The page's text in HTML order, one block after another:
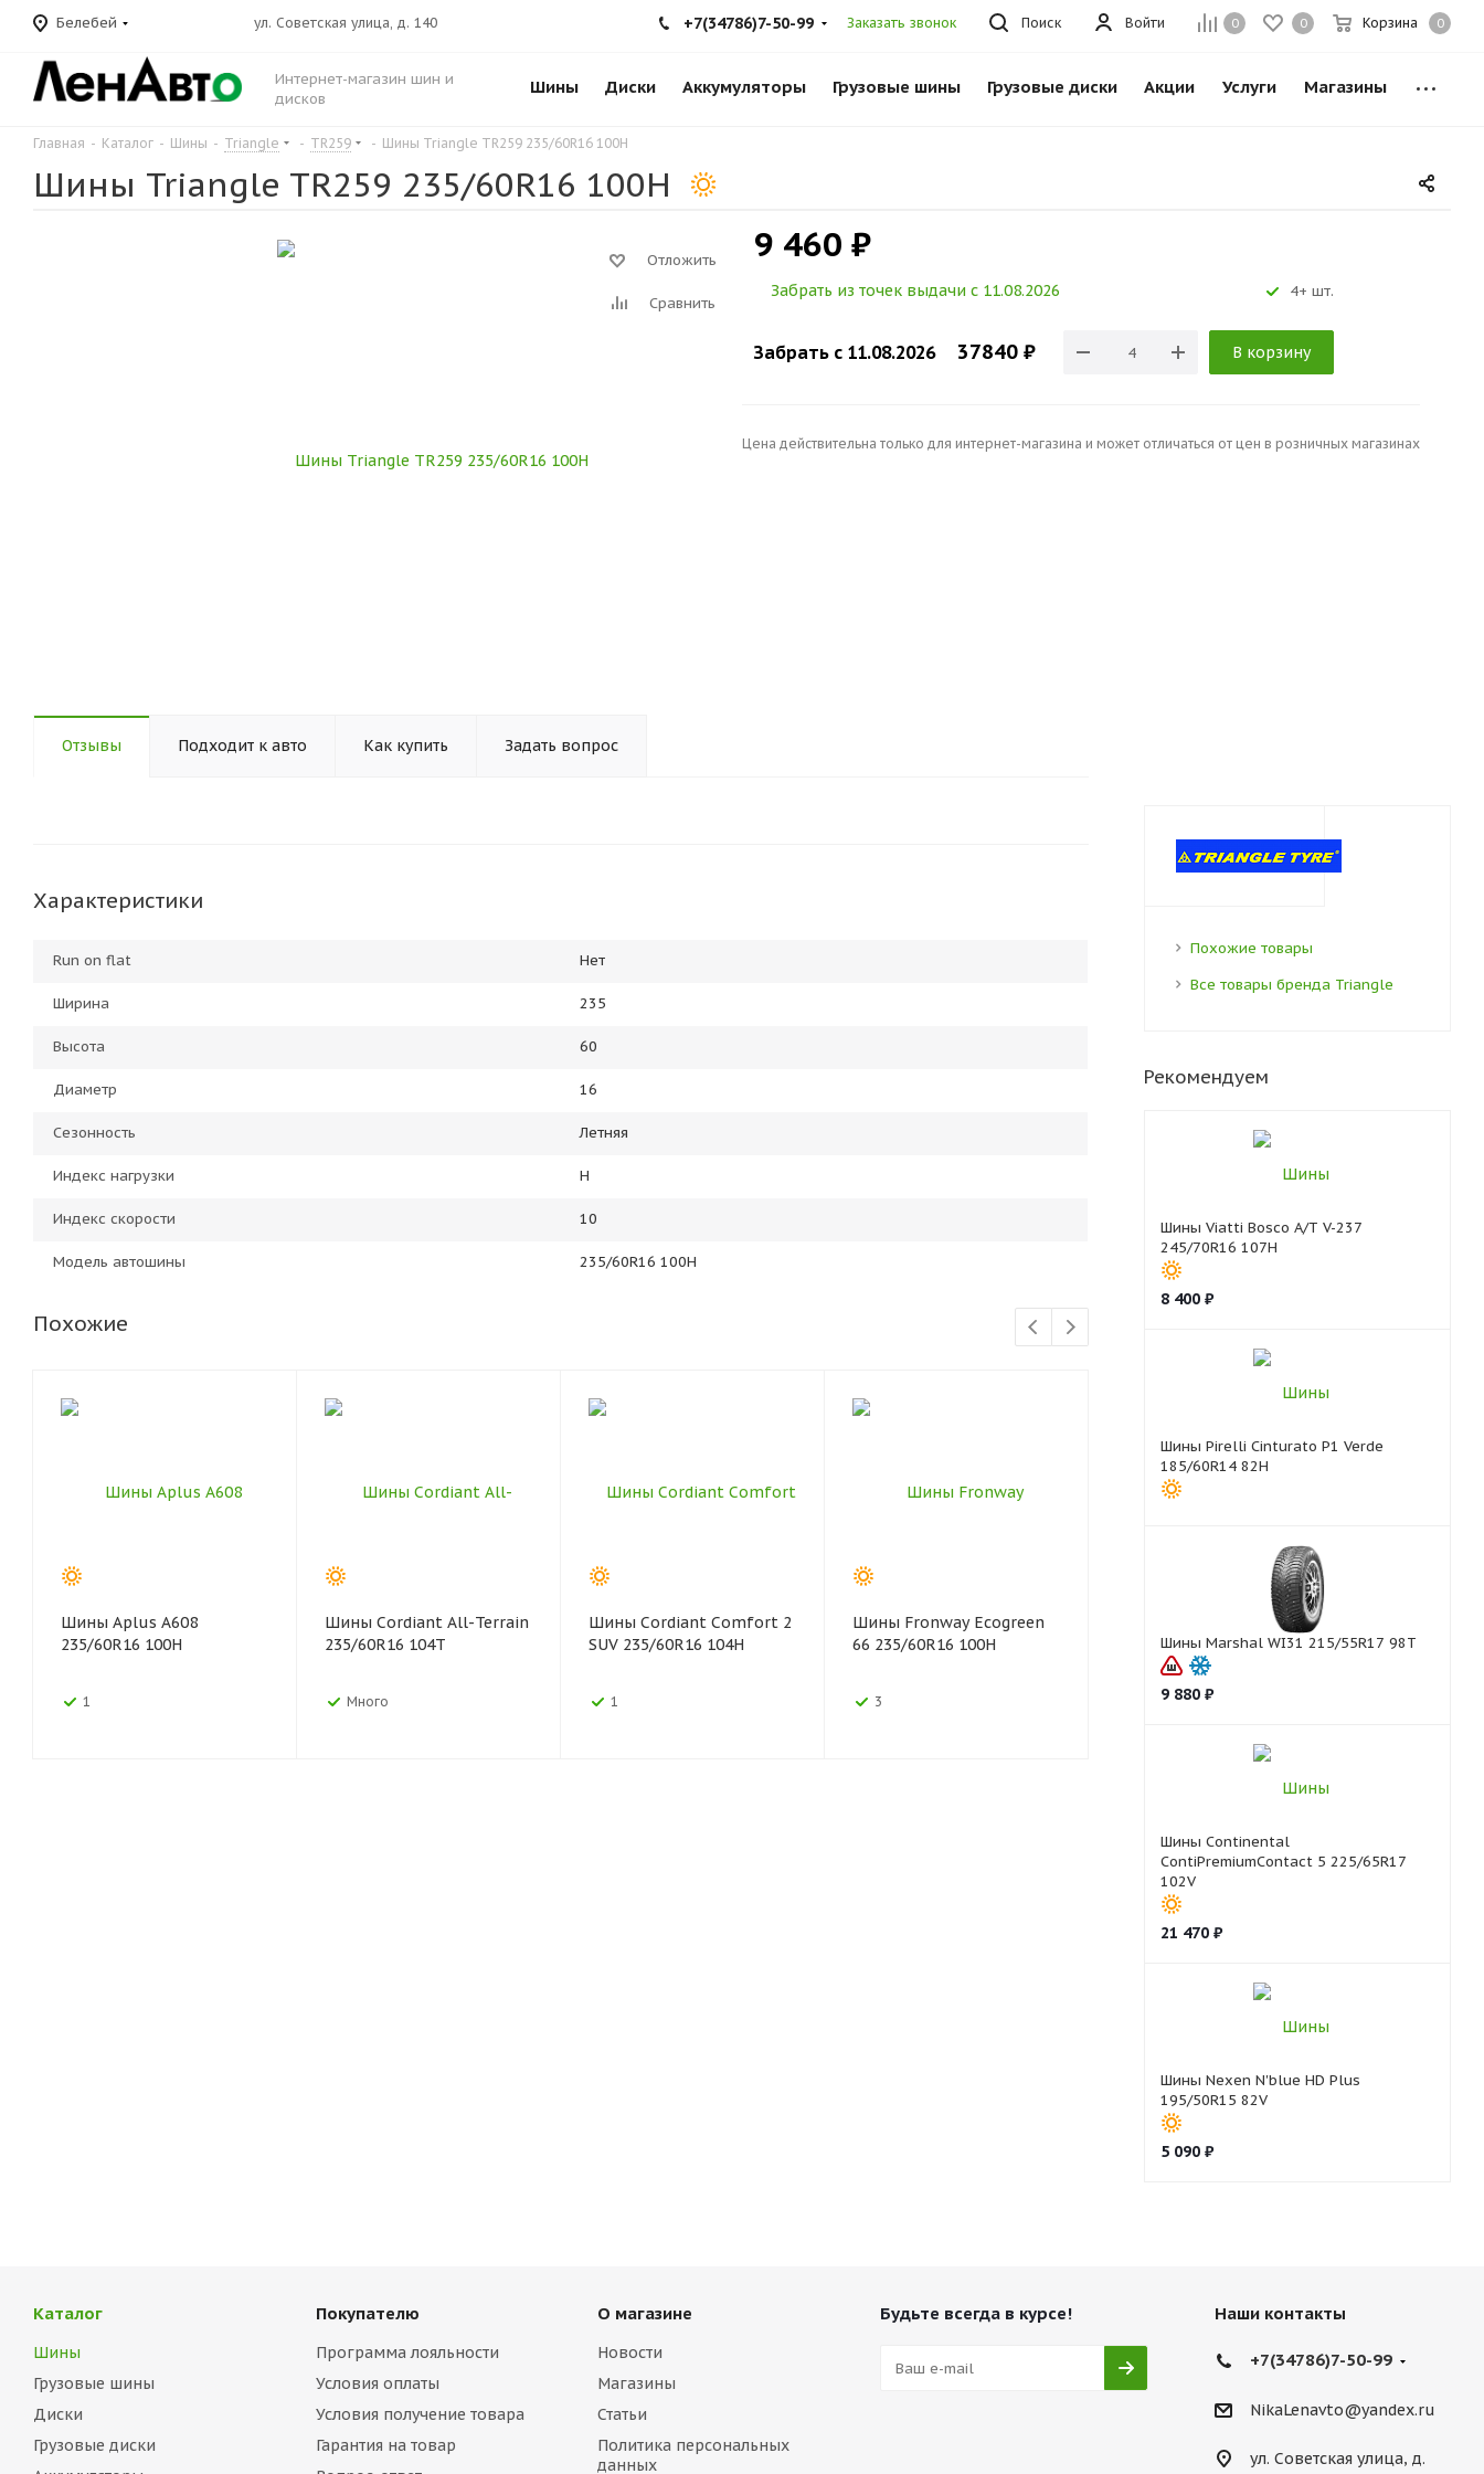
Белебей 0 0 Корзина 0
Войти
ул. Советская улица, д. 140 Поиск
+7(34786)7-50-99 Заказать звонок
Интернет-магазин шин и
дисков
Шины Диски Аккумуляторы Грузовые шины Грузовые диски Акции Услуги Магазины
Главная - Каталог - Шины - Triangle - TR259 - Шины Triangle TR259 235/60R16 100H
Шины Triangle TR259 235/60R16 100H
Отложить
Сравнить
9 460 ₽
Забрать из точек выдачи c 11.08.2026 4+ шт.
Забрать c 11.08.2026 37840 ₽ В корзину
Цена действительна только для интернет-магазина и может отличаться от цен в розничных магазинах
Отзывы Подходит к авто Как купить Задать вопрос
Характеристики
Run on flat Нет
Ширина 235
Высота 60
Диаметр 16
Сезонность Летняя
Индекс нагрузки H
Индекс скорости 10
Модель автошины 235/60R16 100H
Похожие
Шины Aplus A608
235/60R16 100H
1
Шины Cordiant All-Terrain
235/60R16 104T
Много
Шины Cordiant Comfort 2
SUV 235/60R16 104H
1
Шины Fronway Ecogreen
66 235/60R16 100H
3
Шины Fronway RoadPower
H/T 79 235/60R16 100H
4 и более
AT2 RF11
Похожие товары
Все товары бренда Triangle
Рекомендуем
Шины Viatti Bosco A/T V-237
245/70R16 107H
8 400₽
Шины Pirelli Cinturato P1 Verde
185/60R14 82H
Шины Marshal WI31 215/55R17 98T
9 880₽
Шины Continental
ContiPremiumContact 5 225/65R17
102V
21 470₽
Шины Nexen N'blue HD Plus
195/50R15 82V
5 090₽
Каталог
Шины
Грузовые шины
Диски
Грузовые диски
Покупателю
Программа лояльности
Условия оплаты
Условия получение товара
Гарантия на товар
О магазине
Новости
Магазины
Статьи
Политика персональных
данных
Будьте всегда в курсе! Наши контакты
+7(34786)7-50-99
NikaLenavto@yandex.ru
ул. Советская улица, д.